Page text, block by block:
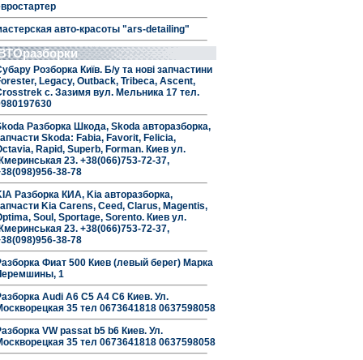
авто-красоты "ars-detailing"
Розборка Київ. Б/у та нові запчастини
Legacy, Outback, Tribeca, Ascent,
с. Зазимя вул. Мельника 17 тел.
Разборка Шкода, Skoda авторазборка,
Skoda: Fabia, Favorit, Felicia,
Rapid, Superb, Forman. Киев ул.
23. +38(066)753-72-37,
38-78
Разборка КИА, Kia авторазборка,
Kia Carens, Ceed, Clarus, Magentis,
Soul, Sportage, Sorento. Киев ул.
23. +38(066)753-72-37,
38-78
Фиат 500 Киев (левый берег) Марка
1
Audi A6 C5 A4 C6 Киев. Ул.
35 тел 0673641818 0637598058
VW passat b5 b6 Киев. Ул.
35 тел 0673641818 0637598058